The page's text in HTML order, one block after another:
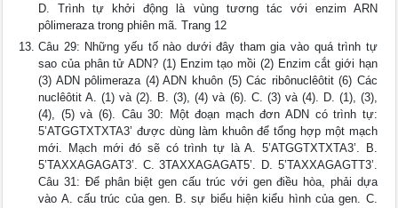
D. Trình tự khởi động là vùng tương tác với enzim ARN
pôlimeraza trong phiên mã. Trang 12
Câu 29: Những yếu tố nào dưới đây tham gia vào quá trình tự
sao của phân tử ADN? (1) Enzim tạo mồi (2) Enzim cắt giới hạn
(3) ADN pôlimeraza (4) ADN khuôn (5) Các ribônuclêôtit (6) Các
nuclêôtit A. (1) và (2). B. (3), (4) và (6). C. (3) và (4). D. (1), (3),
(4), (5) và (6). Câu 30: Một đoạn mạch đơn ADN có trình tự:
5’ATGGTXTXTA3’ được dùng làm khuôn để tổng hợp một mạch
mới. Mạch mới đó sẽ có trình tự là A. 5’ATGGTXTXTA3’. B.
5’TAXXAGAGAT3’. C. 3TAXXAGAGAT5’. D. 5’TAXXAGAGTT3’.
Câu 31: Để phân biệt gen cấu trúc với gen điều hòa, phải dựa
vào A. cấu trúc của gen. B. sự biểu hiện kiểu hình của gen. C.